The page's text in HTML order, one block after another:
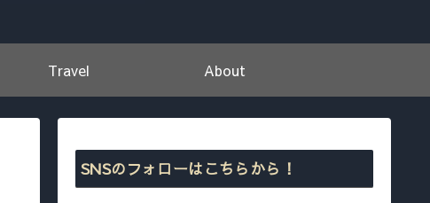
Travel About
SNSのフォローはこちらから！